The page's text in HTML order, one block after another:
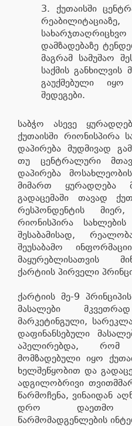
ქუთაისში
დამზადებაზე
მაგრამ სამუშაო
საქმის განხილვის
გაუქმებული
შედეგები.
საბჭო ასევე
ქუთაისში რიონისპირა
დაპირება მუდმივად
თუ ცენტრალური
დაპირება
მიმართ
გადაცემაში თავად
რესპონდენტის
რიონისპირა
შესაბამისად,
შეუსაბამო
მაყურებლისათვის
ქარტიის პირველი
ქარტიის მე-9
მასალები
მარკეტინგული,
დაფინანსებული
აპელირებდა, რომ
მომზადებული იყო
ხელშეწყობით და
ადგილობრივი
წარმოჩენა, ვინაიდან
დრო დაეთმო
წარმომადგენლების